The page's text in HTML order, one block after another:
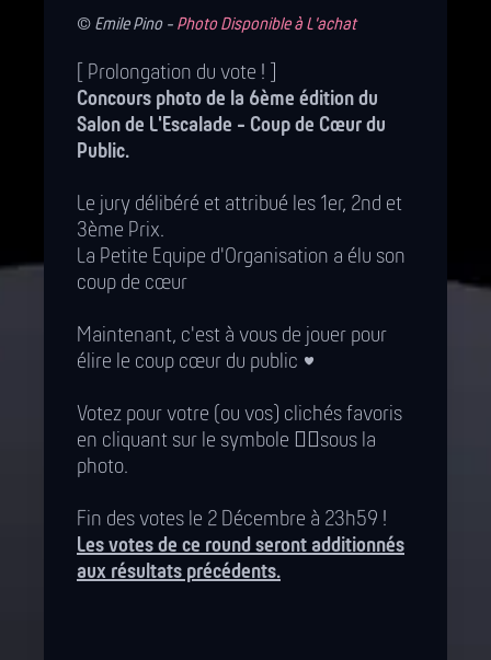
©️ Emile Pino - Photo Disponible à L'achat
[ Prolongation du vote ! ]
Concours photo de la 6ème édition du
Salon de L'Escalade - Coup de Cœur du
Public.
Le jury délibéré et attribué les 1er, 2nd et
3ème Prix.
La Petite Equipe d'Organisation a élu son
coup de cœur
Maintenant, c'est à vous de jouer pour
élire le coup cœur du public ♥️
Votez pour votre (ou vos) clichés favoris
en cliquant sur le symbole 👍🏽sous la
photo.
Fin des votes le 2 Décembre à 23h59 !
Les votes de ce round seront additionnés
aux résultats précédents.